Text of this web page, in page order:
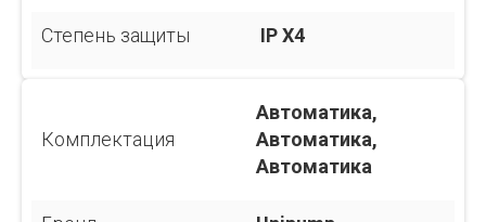
Степень защиты IP Х4
Комплектация
Автоматика,
Автоматика,
Автоматика